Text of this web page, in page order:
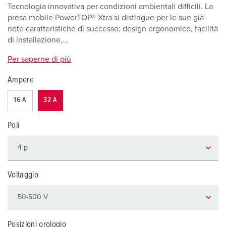
Tecnologia innovativa per condizioni ambientali difficili. La
presa mobile PowerTOP® Xtra si distingue per le sue già
note caratteristiche di successo: design ergonomico, facilità
di installazione,...
Per saperne di più
Ampere
16 A 32 A
Poli
Voltaggio
Posizioni orologio